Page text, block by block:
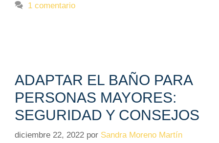
1 comentario
ADAPTAR EL BAÑO PARA
PERSONAS MAYORES:
SEGURIDAD Y CONSEJOS
diciembre 22, 2022 por Sandra Moreno Martín